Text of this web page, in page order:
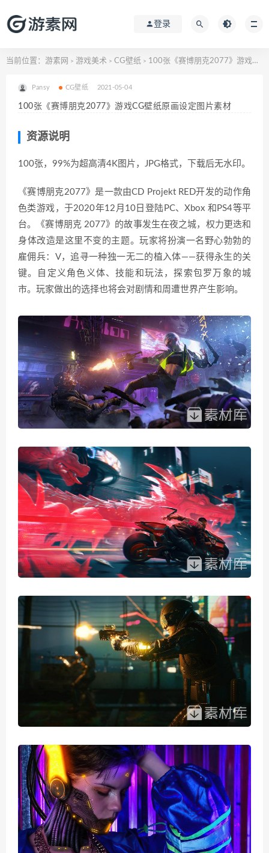
登录
当前位置： 游素网 > 游戏美术 > CG壁纸 > 100张《赛博朋克2077》游戏CG壁纸原画设定图片素材
Pansy CG壁纸 2021-05-04
100张《赛博朋克2077》游戏CG壁纸原画设定图片素材
资源说明
100张，99%为超高清4K图片，JPG格式，下载后无水印。
《赛博朋克2077》是一款由CD Projekt RED开发的动作角
色类游戏，于2020年12月10日登陆PC、Xbox 和PS4等平
台。《赛博朋克 2077》的故事发生在夜之城，权力更迭和
身体改造是这里不变的主题。玩家将扮演一名野心勃勃的
雇佣兵：V，追寻一种独一无二的植入体——获得永生的关
键。自定义角色义体、技能和玩法，探索包罗万象的城
市。玩家做出的选择也将会对剧情和周遭世界产生影响。